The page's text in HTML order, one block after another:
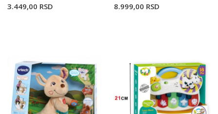
3.449,00 RSD 8.999,00 RSD